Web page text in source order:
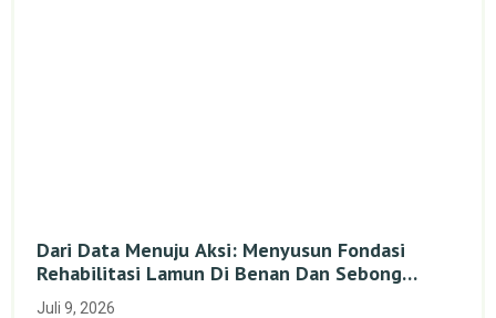
Dari Data Menuju Aksi: Menyusun Fondasi
Rehabilitasi Lamun Di Benan Dan Sebong
Lagoi, Kepulauan Riau
Juli 9, 2026